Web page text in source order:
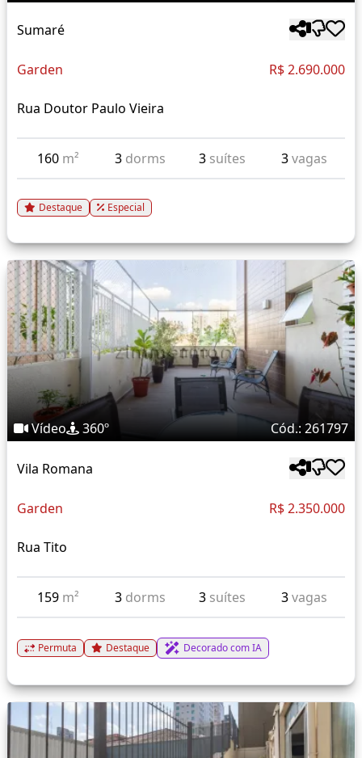
Sumaré
Garden R$ 2.690.000
Rua Doutor Paulo Vieira
160 m² 3 dorms 3 suítes 3vagas
Destaque Especial
Vídeo 360º Cód.: 261797
Vila Romana
Garden R$ 2.350.000
Rua Tito
159 m² 3 dorms 3 suítes 3vagas
Permuta Destaque Decorado com IA